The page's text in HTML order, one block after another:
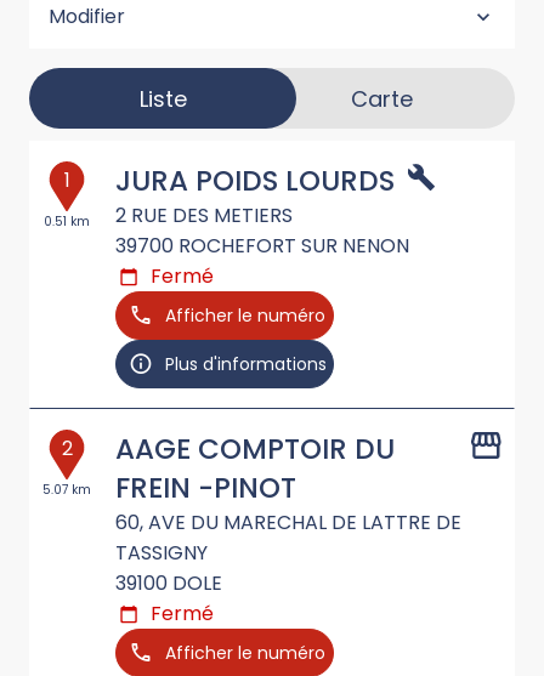
Modifier
Liste Carte
1
0.51 km
JURA POIDS LOURDS
2 RUE DES METIERS
39700 ROCHEFORT SUR NENON
Fermé
Afficher le numéro
Plus d'informations
2
5.07 km
AAGE COMPTOIR DU
FREIN -PINOT
60, AVE DU MARECHAL DE LATTRE DE
TASSIGNY
39100 DOLE
Fermé
Afficher le numéro